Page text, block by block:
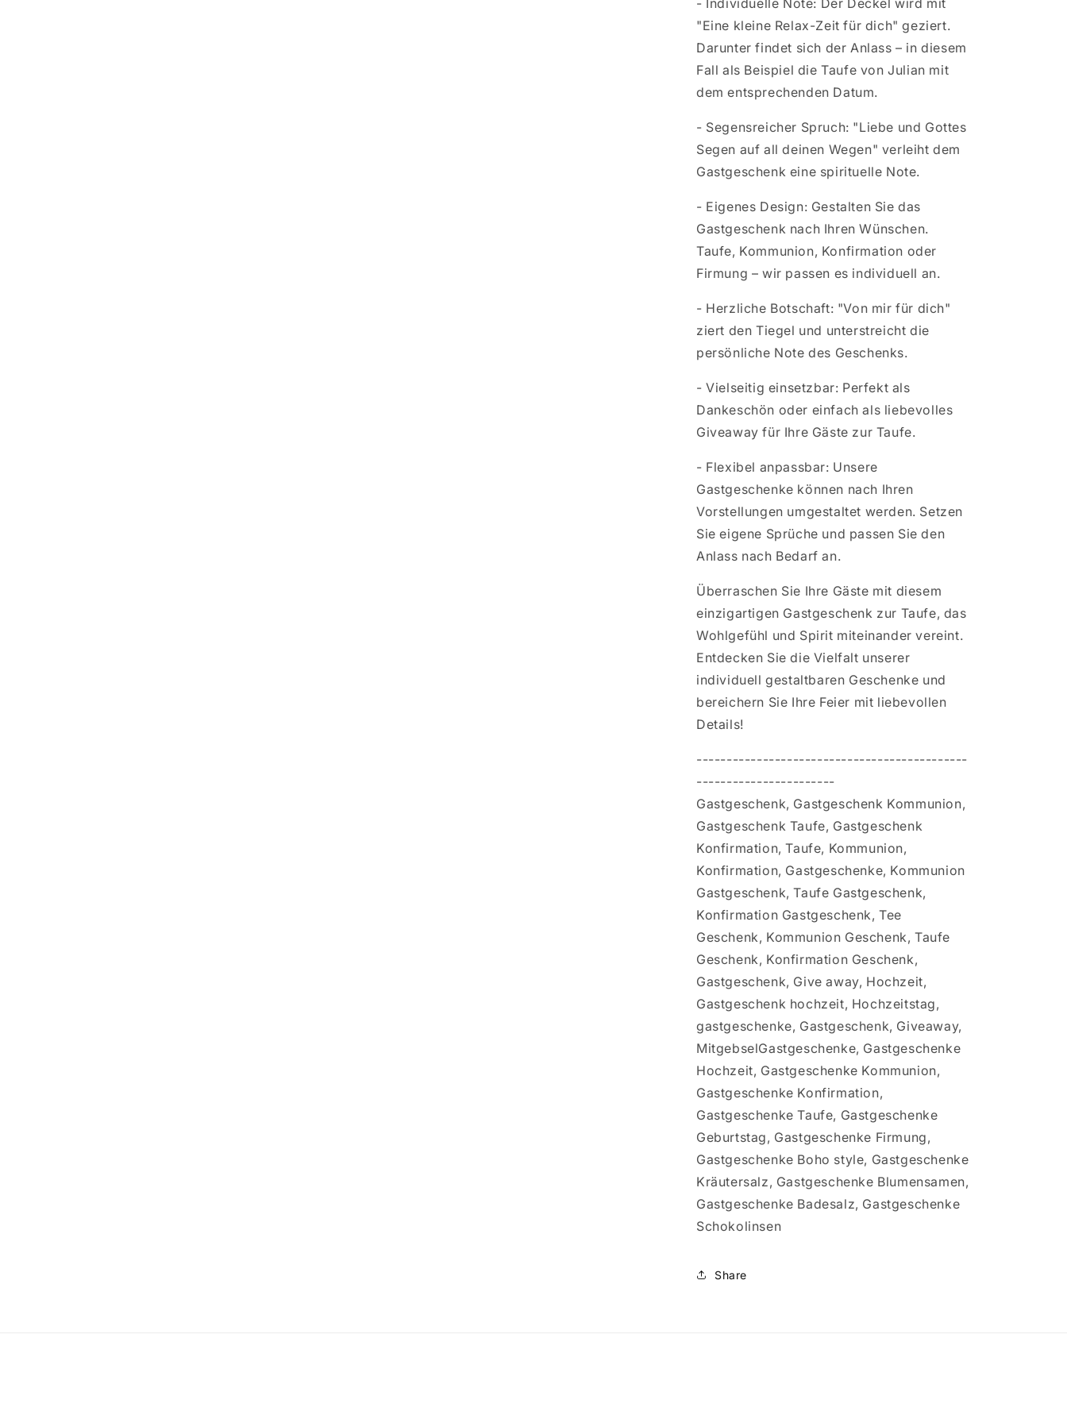
- Individuelle Note: Der Deckel wird mit
"Eine kleine Relax-Zeit für dich" geziert.
Darunter findet sich der Anlass – in diesem
Fall als Beispiel die Taufe von Julian mit
dem entsprechenden Datum.
- Segensreicher Spruch: "Liebe und Gottes
Segen auf all deinen Wegen" verleiht dem
Gastgeschenk eine spirituelle Note.
- Eigenes Design: Gestalten Sie das
Gastgeschenk nach Ihren Wünschen.
Taufe, Kommunion, Konfirmation oder
Firmung – wir passen es individuell an.
- Herzliche Botschaft: "Von mir für dich"
ziert den Tiegel und unterstreicht die
persönliche Note des Geschenks.
- Vielseitig einsetzbar: Perfekt als
Dankeschön oder einfach als liebevolles
Giveaway für Ihre Gäste zur Taufe.
- Flexibel anpassbar: Unsere
Gastgeschenke können nach Ihren
Vorstellungen umgestaltet werden. Setzen
Sie eigene Sprüche und passen Sie den
Anlass nach Bedarf an.
Überraschen Sie Ihre Gäste mit diesem
einzigartigen Gastgeschenk zur Taufe, das
Wohlgefühl und Spirit miteinander vereint.
Entdecken Sie die Vielfalt unserer
individuell gestaltbaren Geschenke und
bereichern Sie Ihre Feier mit liebevollen
Details!
---------------------------------------------
-----------------------
Gastgeschenk, Gastgeschenk Kommunion,
Gastgeschenk Taufe, Gastgeschenk
Konfirmation, Taufe, Kommunion,
Konfirmation, Gastgeschenke, Kommunion
Gastgeschenk, Taufe Gastgeschenk,
Konfirmation Gastgeschenk, Tee
Geschenk, Kommunion Geschenk, Taufe
Geschenk, Konfirmation Geschenk,
Gastgeschenk, Give away, Hochzeit,
Gastgeschenk hochzeit, Hochzeitstag,
gastgeschenke, Gastgeschenk, Giveaway,
MitgebselGastgeschenke, Gastgeschenke
Hochzeit, Gastgeschenke Kommunion,
Gastgeschenke Konfirmation,
Gastgeschenke Taufe, Gastgeschenke
Geburtstag, Gastgeschenke Firmung,
Gastgeschenke Boho style, Gastgeschenke
Kräutersalz, Gastgeschenke Blumensamen,
Gastgeschenke Badesalz, Gastgeschenke
Schokolinsen
Share